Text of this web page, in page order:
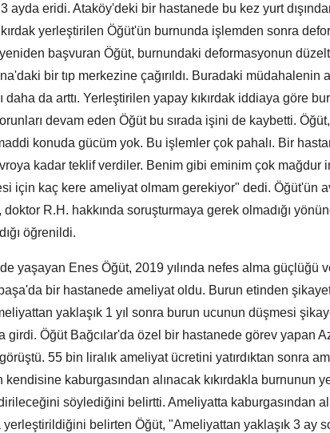
3 ayda eridi. Ataköy'deki bir hastanede bu kez yurt
yerleştirilen Öğüt'ün burnunda işlemden sonra
başvuran Öğüt, burnundaki deformasyonun
bir tıp merkezine çağırıldı. Buradaki müdahalenin
daha da arttı. Yerleştirilen yapay kıkırdak iddiaya göre
devam eden Öğüt bu sırada işini de kaybetti.
konuda gücüm yok. Bu işlemler çok pahalı. Bir
kadar teklif verdiler. Benim gibi eminim çok mağdur
için kaç kere ameliyat olmam gerekiyor" dedi. Öğüt'ün
doktor R.H. hakkında soruşturmaya gerek olmadığı
öğrenildi.
yaşayan Enes Öğüt, 2019 yılında nefes alma güçlüğü
bir hastanede ameliyat oldu. Burun etinden
yaklaşık 1 yıl sonra burun ucunun düşmesi
girdi. Öğüt Bağcılar'da özel bir hastanede görev yapan
55 bin liralık ameliyat ücretini yatırdıktan sonra
kendisine kaburgasından alınacak kıkırdakla burnunun
söylediğini belirtti. Ameliyatta kaburgasından
yerleştirildiğini belirten Öğüt, "Ameliyattan yaklaşık 3 ay